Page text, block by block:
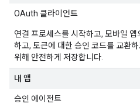
OAuth 클라이언트
연결 프로세스를 시작하고, 모바일
하고, 토큰에 대한 승인 코드를 교환
위해 안전하게 저장합니다.
내 앱
승인 에이전트